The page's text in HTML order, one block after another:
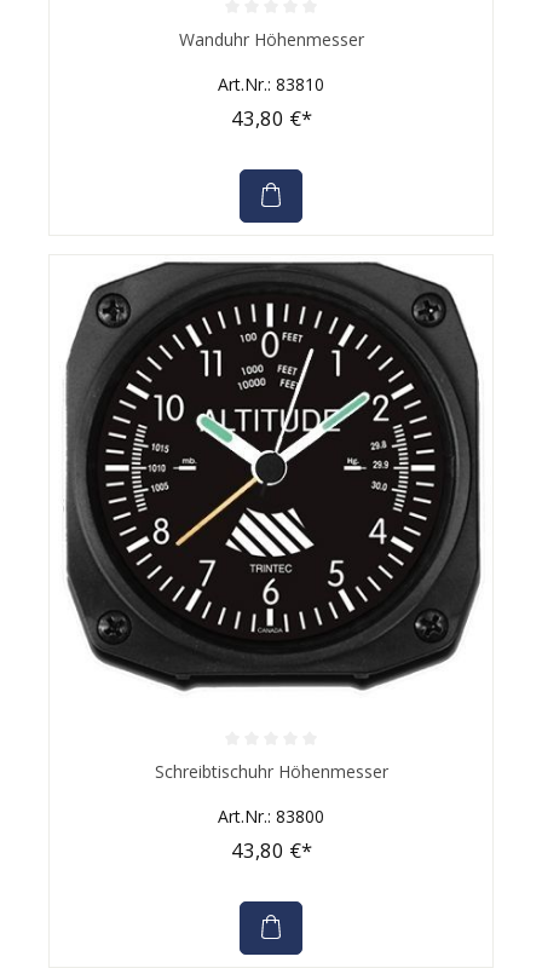
Durchschnittliche Bewertung von 0 von 5 Sternen
Wanduhr Höhenmesser
Art.Nr.: 83810
43,80 €*
Durchschnittliche Bewertung von 0 von 5 Sternen
Schreibtischuhr Höhenmesser
Art.Nr.: 83800
43,80 €*